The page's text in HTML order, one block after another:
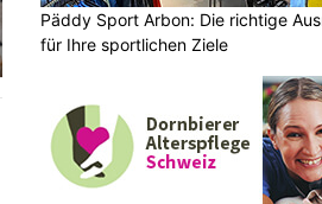
Päddy Sport Arbon: Die richtige
für Ihre sportlichen Ziele